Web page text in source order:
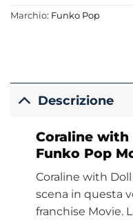
Marchio: Funko Pop
Descrizione
Coraline with
Funko Pop
Coraline with
scena in questa
franchise Movie.